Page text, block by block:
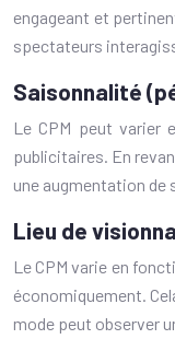
engageant et
spectateurs
Saisonnalité
Le CPM peut varier
publicitaires. En
une augmentation de
Lieu de
Le CPM varie en
économiquement.
mode peut observer